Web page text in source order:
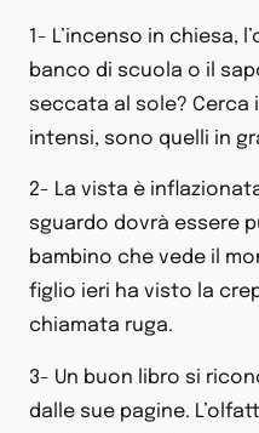
1- L’incenso in chiesa,
banco di scuola o il
seccata al sole? Cerca
intensi, sono quelli in
2- La vista è
sguardo dovrà essere
bambino che vede il
figlio ieri ha visto la
chiamata ruga.
3- Un buon libro si
dalle sue pagine.